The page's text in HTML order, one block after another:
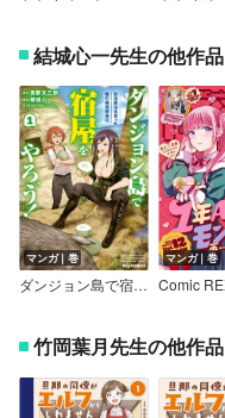
結城心一先生の他作品
マンガ｜巻
ダンジョン島で宿屋をやろう！ 創造魔法を貰った俺の細腕繁盛記【イラスト特典付】
マンガ｜巻
竹岡葉月先生の他作品